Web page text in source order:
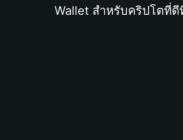
Wallet สำหรับคริปโตที่